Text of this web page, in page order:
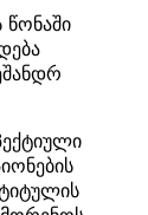
წონაში